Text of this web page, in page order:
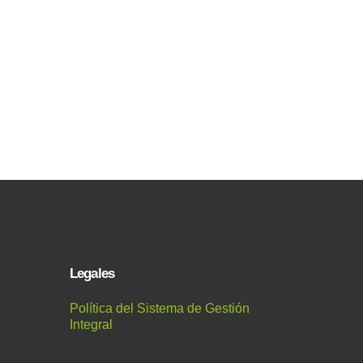
Legales
Política del Sistema de Gestión
Integral